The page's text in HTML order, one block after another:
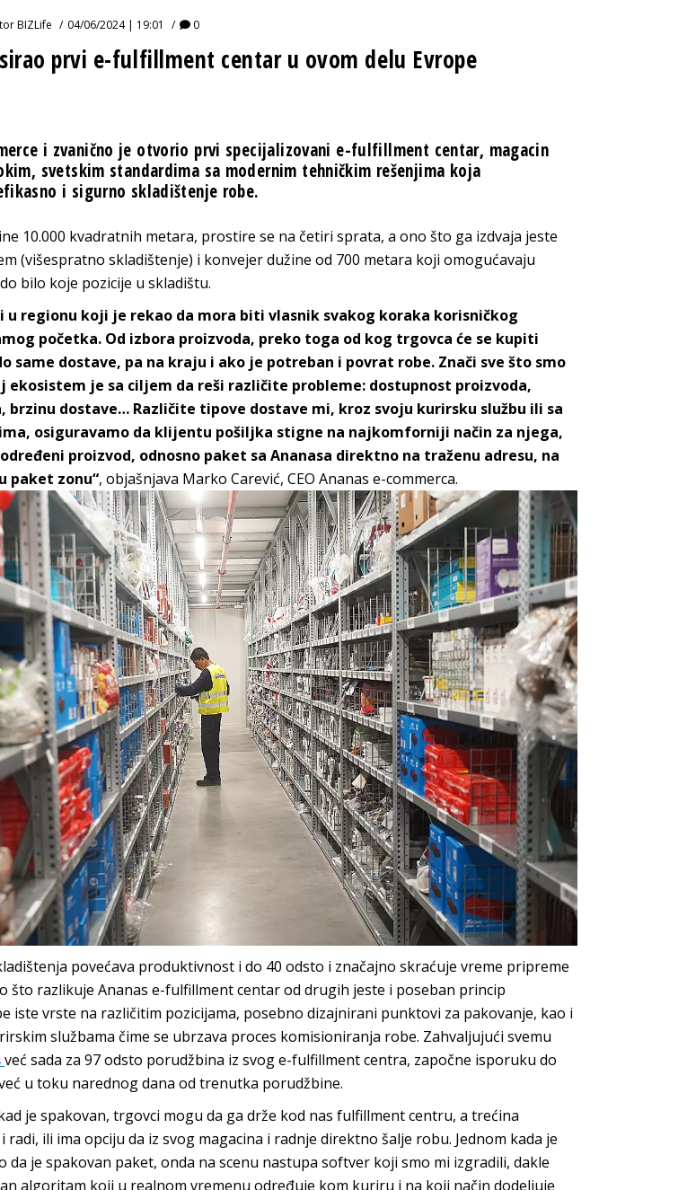
BIZLife 04/06/2024 | 19:01 0
prvi e-fulfillment centar u ovom delu Evrope
i zvanično je otvorio prvi specijalizovani e-fulfillment centar, magacin
svetskim standardima sa modernim tehničkim rešenjima koja
i sigurno skladištenje robe.
10.000 kvadratnih metara, prostire se na četiri sprata, a ono što ga izdvaja jeste
(višespratno skladištenje) i konvejer dužine od 700 metara koji omogućavaju
bilo koje pozicije u skladištu.
u regionu koji je rekao da mora biti vlasnik svakog koraka korisničkog
početka. Od izbora proizvoda, preko toga od kog trgovca će se kupiti
same dostave, pa na kraju i ako je potreban i povrat robe. Znači sve što smo
ekosistem je sa ciljem da reši različite probleme: dostupnost proizvoda,
brzinu dostave… Različite tipove dostave mi, kroz svoju kurirsku službu ili sa
osiguravamo da klijentu pošiljka stigne na najkomforniji način za njega,
proizvod, odnosno paket sa Ananasa direktno na traženu adresu, na
paket zonu“, objašnjava Marko Carević, CEO Ananas e-commerca.
povećava produktivnost i do 40 odsto i značajno skraćuje vreme pripreme
što razlikuje Ananas e-fulfillment centar od drugih jeste i poseban princip
iste vrste na različitim pozicijama, posebno dizajnirani punktovi za pakovanje, kao i
službama čime se ubrzava proces komisioniranja robe. Zahvaljujući svemu
već sada za 97 odsto porudžbina iz svog e-fulfillment centra, započne isporuku do
u toku narednog dana od trenutka porudžbine.
je spakovan, trgovci mogu da ga drže kod nas fulfillment centru, a trećina
radi, ili ima opciju da iz svog magacina i radnje direktno šalje robu. Jednom kada je
da je spakovan paket, onda na scenu nastupa softver koji smo mi izgradili, dakle
algoritam koji u realnom vremenu određuje kom kuriru i na koji način dodeljuje